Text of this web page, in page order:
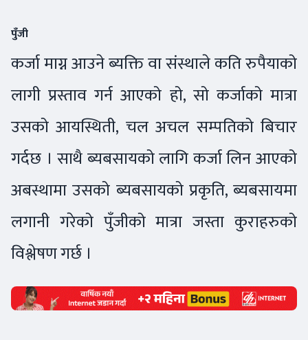
पुँजी
कर्जा माग्न आउने ब्यक्ति वा संस्थाले कति रुपैयाको
लागी प्रस्ताव गर्न आएको हो, सो कर्जाको मात्रा
उसको आयस्थिती, चल अचल सम्पतिको बिचार
गर्दछ । साथै ब्यबसायको लागि कर्जा लिन आएको
अबस्थामा उसको ब्यबसायको प्रकृति, ब्यबसायमा
लगानी गरेको पुँजीको मात्रा जस्ता कुराहरुको
विश्लेषण गर्छ ।